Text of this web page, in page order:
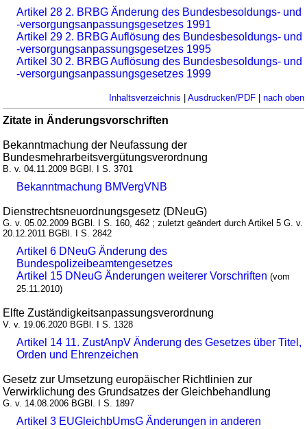
Artikel 28 2. BRBG Änderung des Bundesbesoldungs- und
-versorgungsanpassungsgesetzes 1991
Artikel 29 2. BRBG Auflösung des Bundesbesoldungs- und
-versorgungsanpassungsgesetzes 1995
Artikel 30 2. BRBG Auflösung des Bundesbesoldungs- und
-versorgungsanpassungsgesetzes 1999
Inhaltsverzeichnis | Ausdrucken/PDF| nach oben
Zitate in Änderungsvorschriften
Bekanntmachung der Neufassung der
Bundesmehrarbeitsvergütungsverordnung
B. v. 04.11.2009 BGBl. I S. 3701
Bekanntmachung BMVergVNB
Dienstrechtsneuordnungsgesetz (DNeuG)
G. v. 05.02.2009 BGBl. I S. 160, 462 ; zuletzt geändert durch Artikel 5 G. v.
20.12.2011 BGBl. I S. 2842
Artikel 6 DNeuG Änderung des
Bundespolizeibeamtengesetzes
Artikel 15 DNeuG Änderungen weiterer Vorschriften (vom
25.11.2010)
Elfte Zuständigkeitsanpassungsverordnung
V. v. 19.06.2020 BGBl. I S. 1328
Artikel 14 11. ZustAnpV Änderung des Gesetzes über Titel,
Orden und Ehrenzeichen
Gesetz zur Umsetzung europäischer Richtlinien zur
Verwirklichung des Grundsatzes der Gleichbehandlung
G. v. 14.08.2006 BGBl. I S. 1897
Artikel 3 EUGleichbUmsG Änderungen in anderen